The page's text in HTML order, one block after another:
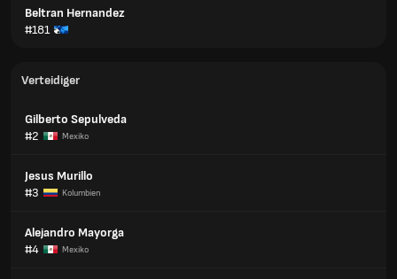
Beltran Hernandez
#181
Verteidiger
Gilberto Sepulveda
#2
Mexiko
Jesus Murillo
#3
Kolumbien
Alejandro Mayorga
#4
Mexiko